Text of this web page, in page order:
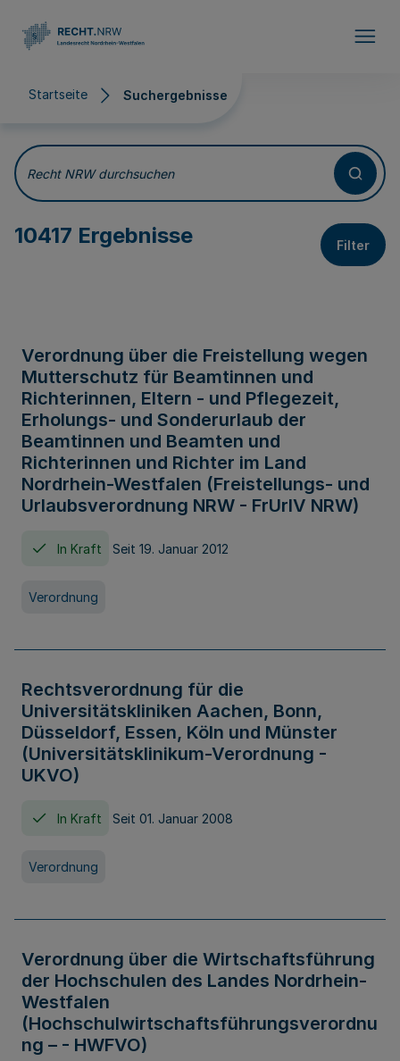
Startseite Suchergebnisse
Suchergebnisse
Recht NRW durchsuchen
10417 Ergebnisse Filter
Verordnung über die Freistellung wegen
Mutterschutz für Beamtinnen und
Richterinnen, Eltern - und Pflegezeit,
Erholungs- und Sonderurlaub der
Beamtinnen und Beamten und
Richterinnen und Richter im Land
Nordrhein-Westfalen (Freistellungs- und
Urlaubsverordnung NRW - FrUrlV NRW)
In Kraft Seit 19. Januar 2012
Verordnung
Rechtsverordnung für die
Universitätskliniken Aachen, Bonn,
Düsseldorf, Essen, Köln und Münster
(Universitätsklinikum-Verordnung -
UKVO)
In Kraft Seit 01. Januar 2008
Verordnung
Verordnung über die Wirtschaftsführung
der Hochschulen des Landes Nordrhein-
Westfalen
(Hochschulwirtschaftsführungsverordnu
ng – - HWFVO)